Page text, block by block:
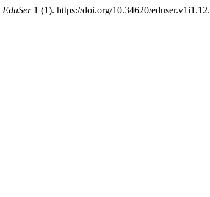
EduSer1 (1). https://doi.org/10.34620/eduser.v1i1.12.